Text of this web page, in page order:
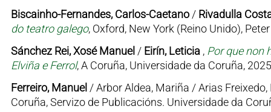
Biscainho-Fernandes, Carlos-Caetano/ Rivadulla
do teatro galego, Oxford, New York (Reino Unido),
Sánchez Rei, Xosé Manuel / Eirín, Leticia , Por que non
Elviña e Ferrol, A Coruña, Universidade da Coruña,
Ferreiro, Manuel / Arbor Aldea, Mariña / Arias
Coruña, Servizo de Publicacións. Universidade da